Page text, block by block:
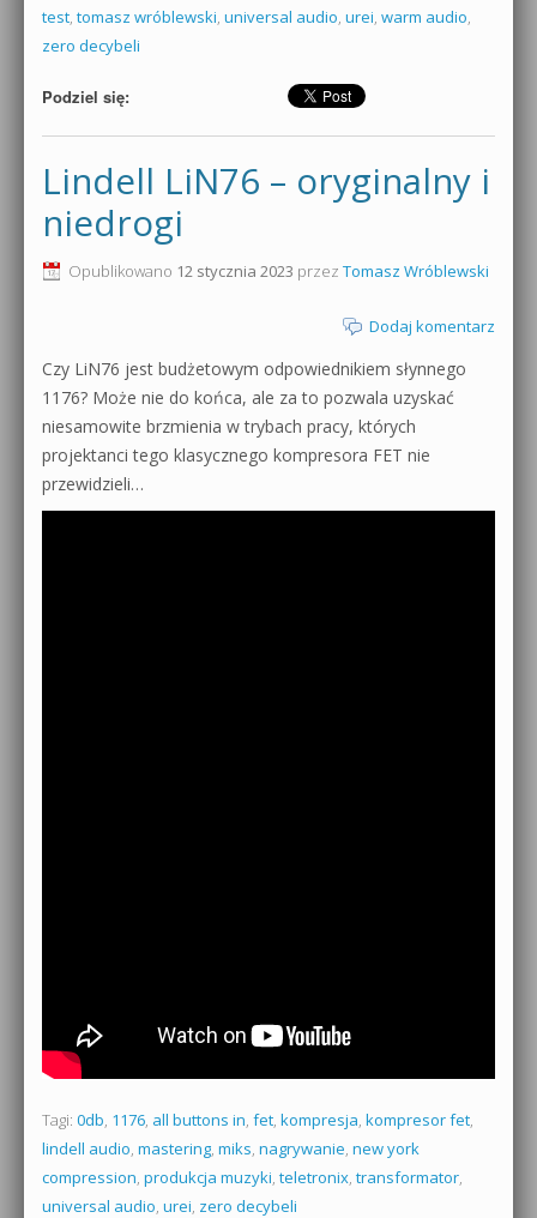
test, tomasz wróblewski, universal audio, urei, warm audio,
zero decybeli
Podziel się:
Lindell LiN76 – oryginalny i
niedrogi
Opublikowano 12 stycznia 2023 przez Tomasz Wróblewski
Dodaj komentarz
Czy LiN76 jest budżetowym odpowiednikiem słynnego
1176? Może nie do końca, ale za to pozwala uzyskać
niesamowite brzmienia w trybach pracy, których
projektanci tego klasycznego kompresora FET nie
przewidzieli…
Tagi: 0db, 1176, all buttons in, fet, kompresja, kompresor fet,
lindell audio, mastering, miks, nagrywanie, new york
compression, produkcja muzyki, teletronix, transformator,
universal audio, urei, zero decybeli